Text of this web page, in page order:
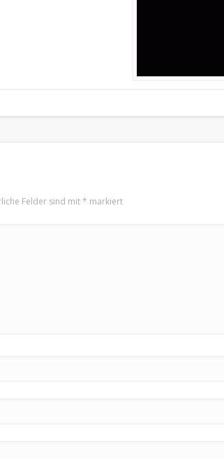
Felder sind mit* markiert